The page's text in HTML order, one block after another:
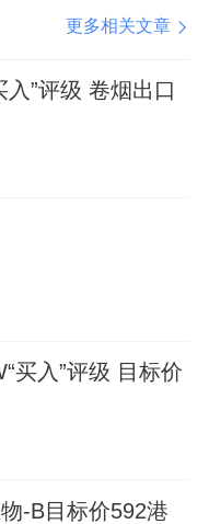
更多相关文章
”评级 卷烟出口
买入”评级 目标价
-B目标价592港